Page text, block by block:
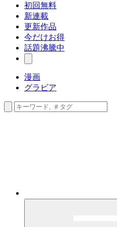
初回無料
新連載
更新作品
今だけお得
話題沸騰中
漫画
グラビア